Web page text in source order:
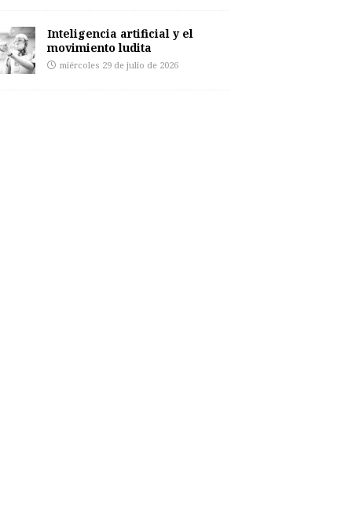
Inteligencia artificial y el
movimiento ludita
miércoles 29 de julio de 2026